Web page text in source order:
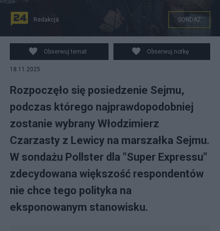
Redakcja SONDAŻ
Obserwuj temat Obserwuj notkę
18.11.2025
Rozpoczęło się posiedzenie Sejmu,
podczas którego najprawdopodobniej
zostanie wybrany Włodzimierz
Czarzasty z Lewicy na marszałka Sejmu.
W sondażu Pollster dla "Super Expressu"
zdecydowana większość respondentów
nie chce tego polityka na
eksponowanym stanowisku.